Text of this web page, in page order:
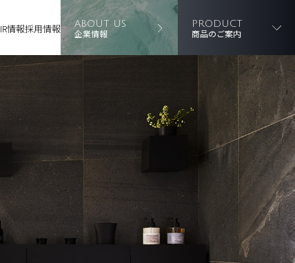
IR情報採用情報 ABOUT US
企業情報
PRODUCT
商品のご案内